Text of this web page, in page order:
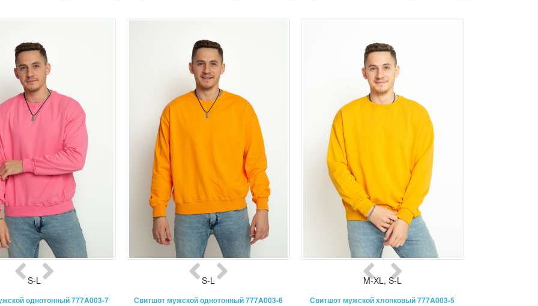
S-L
однотонный 777A003-7
S-L
Свитшот мужской однотонный 777A003-6
M-XL, S-L
Свитшот мужской хлопковый 777A003-5